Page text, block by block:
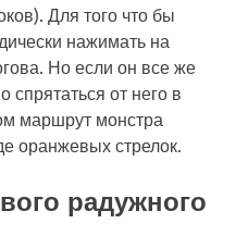
Для того что бы
нажимать на
Но если он все же
спрятаться от него в
маршрут монстра
оранжевых стрелок.
радужного